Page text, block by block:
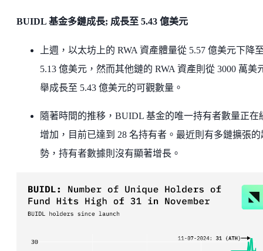
BUIDL 基金多鏈成長; 成長至 5.43 億美元
上週，以太坊上的 RWA 資產體量從 5.57 億美元下降
5.13 億美元，然而其他鏈的 RWA 資產則從 3000 萬美
舉成長至 5.43 億美元的可觀數量。
隨著時間的推移，BUIDL 基金的唯一持有者數量正在
增加，目前已達到 28 名持有者。最近則有多鏈擴張的
勢，持有者數據則沒有顯著增長。